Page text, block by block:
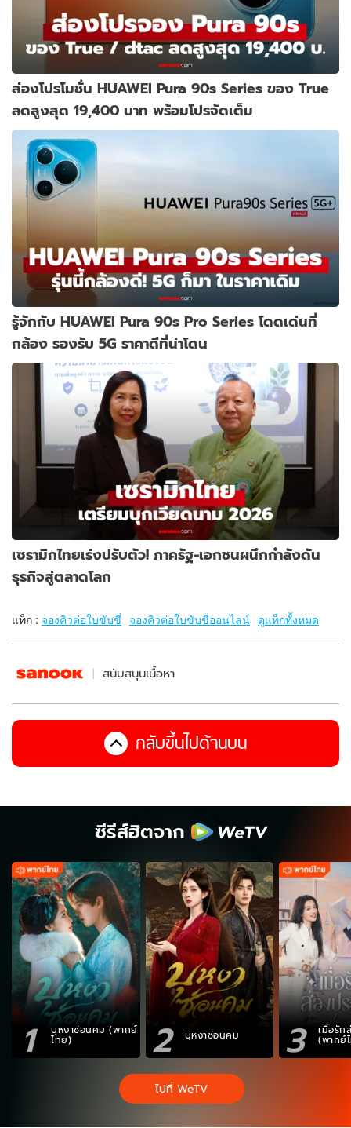
ส่องโปรโมชั่น HUAWEI Pura 90s Series ของ True
ลดสูงสุด 19,400 บาท พร้อมโปรจัดเต็ม
รู้จักกับ HUAWEI Pura 90s Pro Series โดดเด่นที่
กล้อง รองรับ 5G ราคาดีที่น่าโดน
เซรามิกไทยเร่งปรับตัว! ภาครัฐ-เอกชนผนึกกำลังดัน
ธุรกิจสู่ตลาดโลก
แท็ก : จองคิวต่อใบขับขี่ จองคิวต่อใบขับขี่ออนไลน์ ดูแท็กทั้งหมด
สนับสนุนเนื้อหา
กลับขึ้นไปด้านบน
ซีรีส์ฮิตจาก
1 บุหงาซ่อนคม (พากย์
ไทย) 2 บุหงาซ่อนคม 3 เมื่อรัก
(พากย์
ไปที่ WeTV